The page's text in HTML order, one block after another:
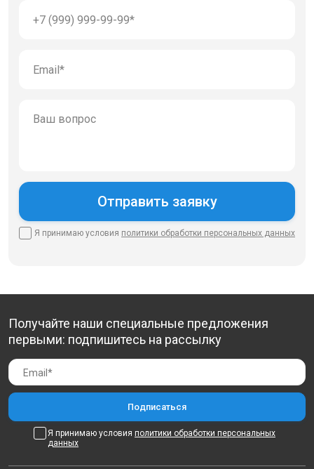
Я принимаю условия политики обработки персональных данных
Получайте наши специальные предложения
первыми: подпишитесь на рассылку
Я принимаю условия политики обработки персональных
данных